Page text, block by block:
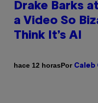
Drake Barks
a Video So
Think It’s AI
hace 12 horasPor Caleb